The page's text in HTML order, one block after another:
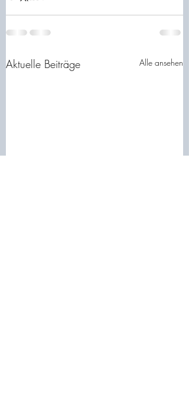
Aktuelle Beiträge Alle ansehen